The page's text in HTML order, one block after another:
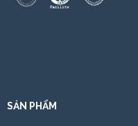
SẢN PHẨM